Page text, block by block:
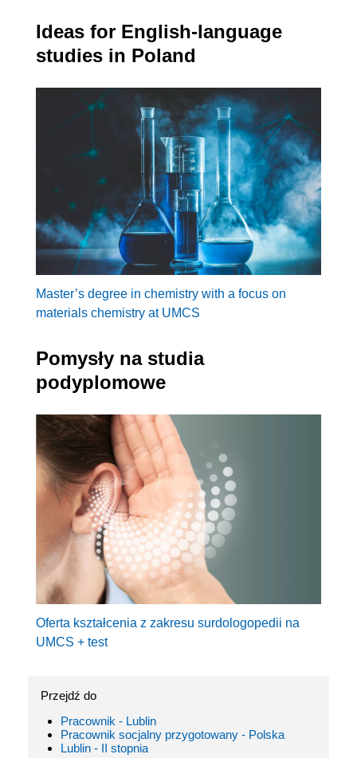
Ideas for English-language
studies in Poland
Master’s degree in chemistry with a focus on
materials chemistry at UMCS
Pomysły na studia
podyplomowe
Oferta kształcenia z zakresu surdologopedii na
UMCS + test
Przejdź do
Pracownik - Lublin
Pracownik socjalny przygotowany - Polska
Lublin - II stopnia